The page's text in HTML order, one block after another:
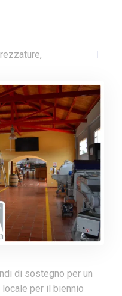
,
di sostegno per un
per il biennio